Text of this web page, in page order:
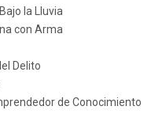
la Lluvia
con Arma
Delito
de Conocimiento